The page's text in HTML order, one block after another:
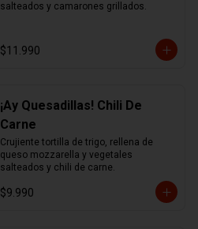
salteados y camarones grillados.
$11.990
¡Ay Quesadillas! Chili De
Carne
Crujiente tortilla de trigo, rellena de
queso mozzarella y vegetales
salteados y chili de carne.
$9.990